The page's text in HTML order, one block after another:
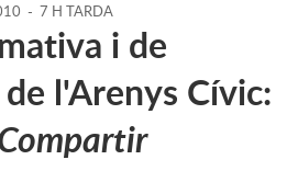
- 7 H TARDA
i de
l'Arenys Cívic: